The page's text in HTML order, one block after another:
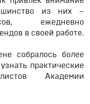
из них –
ежедневно
в своей работе.
собралось более
практические
Академии